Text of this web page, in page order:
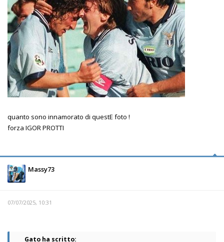
quanto sono innamorato di questE foto !
forza IGOR PROTTI
Massy73
07/07/2025, 10:31
Gato ha scritto: